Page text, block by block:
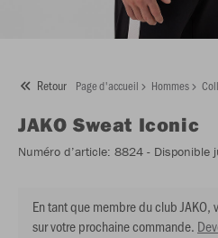
Retour Page d'accueil Hommes
JAKO Sweat Iconic
Numéro d’article: 8824 - Disponible
En tant que membre du club JAKO,
sur votre prochaine commande.